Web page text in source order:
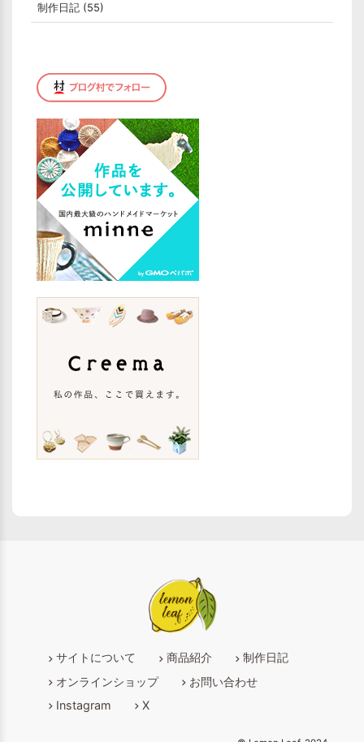
制作日記 (55)
サイトについて 商品紹介
制作日記
オンラインショップ
お問い合わせ
Instagram
X